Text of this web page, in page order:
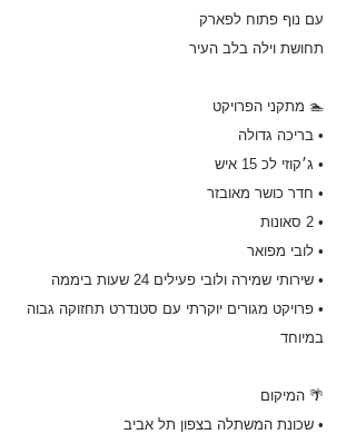
עם נוף פתוח לפארק
תחושת וילה בלב העיר
🏊 מתקני הפרויקט
• בריכה גדולה
• ג׳קוזי לכ 15 איש
• חדר כושר מאובזר
• 2 סאונות
• לובי מפואר
• שירותי שמירה ולובי פעילים 24 שעות ביממה
• פרויקט מגורים יוקרתי עם סטנדרט תחזוקה גבוה
במיוחד
🌴 המיקום
• שכונת המשתלה בצפון תל אביב